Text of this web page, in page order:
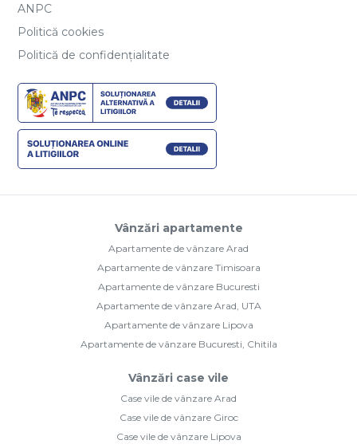
ANPC
Politică cookies
Politică de confidențialitate
Vânzări apartamente
Apartamente de vânzare Arad
Apartamente de vânzare Timisoara
Apartamente de vânzare Bucuresti
Apartamente de vânzare Arad, UTA
Apartamente de vânzare Lipova
Apartamente de vânzare Bucuresti, Chitila
Vânzări case vile
Case vile de vânzare Arad
Case vile de vânzare Giroc
Case vile de vânzare Lipova